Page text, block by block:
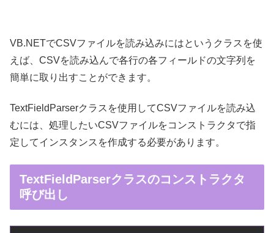
VB.NETでCSVファイルを読み込みにはというクラスを使
えば、CSVを読み込んで各行の各フィールドの文字列を
簡単に取り出すことができます。
TextFieldParserクラスを使用してCSVファイルを読み込
むには、処理したいCSVファイルをコンストラクタで指
定してインスタンスを作成する必要があります。
TextFieldParserクラスのコンストラクタ
呼び出し